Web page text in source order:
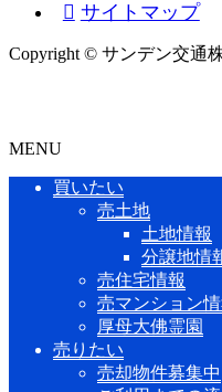
サイトマップ
Copyright © サンデン交通
MENU
買いたい
売土地
土地情報
分譲地情
売住宅情報
売マンション
厚母大佛霊園
売りたい
売却物件募集中